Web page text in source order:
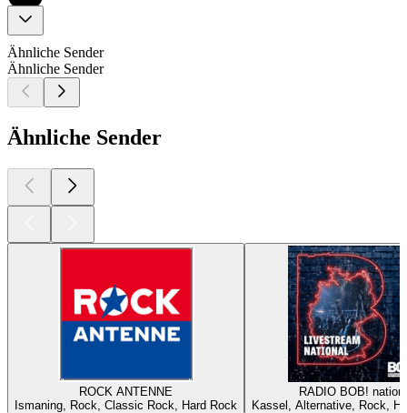
Ähnliche Sender
Ähnliche Sender
Ähnliche Sender
ROCK ANTENNE
Ismaning, Rock, Classic Rock, Hard Rock
RADIO BOB!
Kassel, Alternative, Rock,